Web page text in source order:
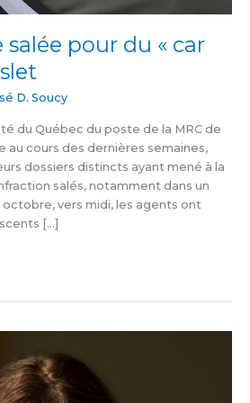
pour du « car
D. Soucy
du Québec du poste de la MRC de
au cours des dernières semaines,
dossiers distincts ayant mené à la
salés, notamment dans un
octobre, vers midi, les agents ont
[…]